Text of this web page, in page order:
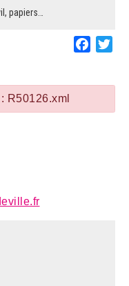
papiers…
R50126.xml